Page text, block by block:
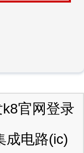
官网登录
成电路(ic)